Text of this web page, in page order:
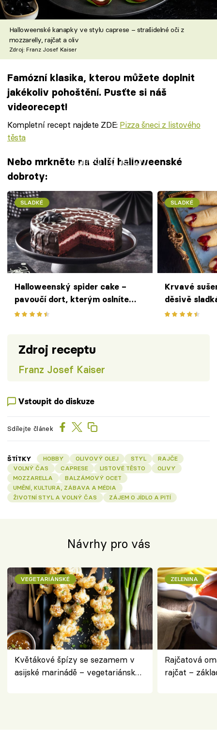
Halloweenské kanapky ve stylu caprese – strašidelné oči z
mozzarelly, rajčat a oliv
Zdroj: Franz Josef Kaiser
Famózní klasika, kterou můžete doplnit
jakékoliv pohoštění. Pusťte si náš
videorecept!
Kompletní recept najdete ZDE: Pizza šneci z listového
těsta
Failed to fetch
Nebo mrkněte na další halloweenské
dobroty:
SLADKÉ
Halloweenský spider cake –
pavoučí dort, kterým oslníte
každou návštěvu
SLADKÉ
Krvavé
děsivě
Halloween
Zdroj receptu
Franz Josef Kaiser
Vstoupit do diskuze
Sdílejte článek
ŠTÍTKY HOBBY OLIVOVÝ OLEJ STYL
RAJČE
VOLNÝ ČAS
CAPRESE LISTOVÉ TĚSTO
OLIVY
MOZZARELLA
BALZÁMOVÝ OCET
UMĚNÍ, KULTURA, ZÁBAVA A MÉDIA
ŽIVOTNÍ STYL A VOLNÝ ČAS
ZÁJEM O JÍDLO A PITÍ
Návrhy pro vás
VEGETARIÁNSKÉ
Květákové špízy se sezamem v
asijské marinádě – vegetariánská
ZELENINA
Rajčatová
rajčat –